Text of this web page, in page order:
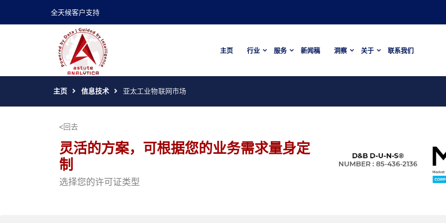
全天候客户支持
主页 行业 服务 新闻稿 洞察 关于 联系我们
主页 信息技术 亚太工业物联网市场
回去
灵活的方案，可根据您的业务需求量身定
制
选择您的许可证类型